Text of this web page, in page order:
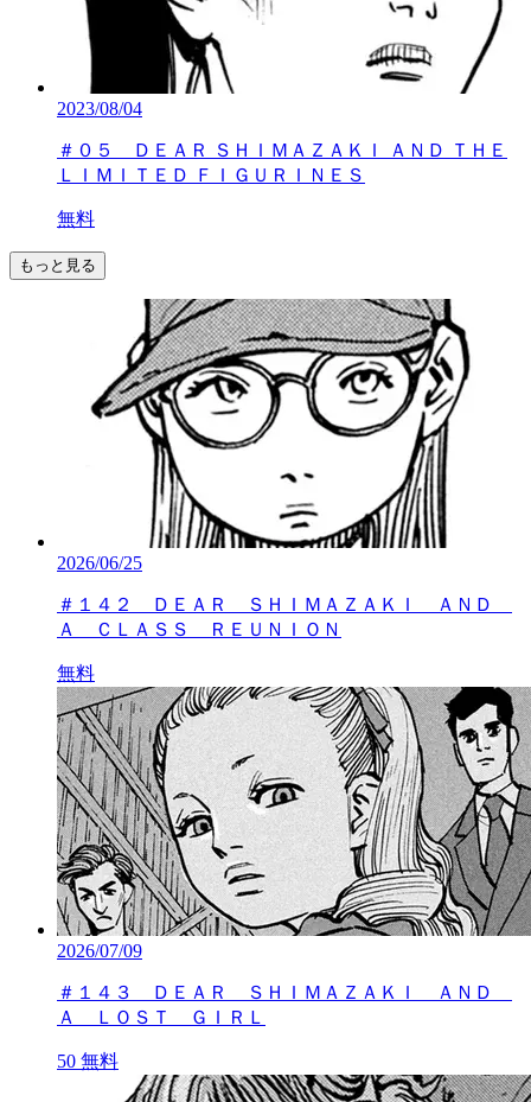
2023/08/04
＃０５ ＤＥＡＲ ＳＨＩＭＡＺＡＫＩ ＡＮＤ ＴＨＥ
ＬＩＭＩＴＥＤ ＦＩＧＵＲＩＮＥＳ
無料
もっと見る
2026/06/25
＃１４２ ＤＥＡＲ ＳＨＩＭＡＺＡＫＩ ＡＮＤ
Ａ ＣＬＡＳＳ ＲＥＵＮＩＯＮ
無料
2026/07/09
＃１４３ ＤＥＡＲ ＳＨＩＭＡＺＡＫＩ ＡＮＤ
Ａ ＬＯＳＴ ＧＩＲＬ
50 無料